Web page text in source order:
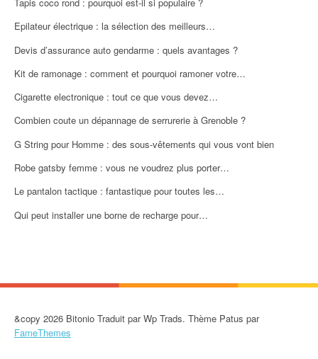
Epilateur électrique : la sélection des meilleurs…
Devis d’assurance auto gendarme : quels avantages ?
Kit de ramonage : comment et pourquoi ramoner votre…
Cigarette electronique : tout ce que vous devez…
Combien coute un dépannage de serrurerie à Grenoble ?
G String pour Homme : des sous-vêtements qui vous vont bien
Robe gatsby femme : vous ne voudrez plus porter…
Le pantalon tactique : fantastique pour toutes les…
Qui peut installer une borne de recharge pour…
&copy 2026 Bitonio Traduit par Wp Trads. Thème Patus par
FameThemes